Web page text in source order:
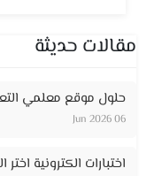
مقالات حديثة
حلول موقع معلمي
06 Jun 2026
اختبارات الكترونية